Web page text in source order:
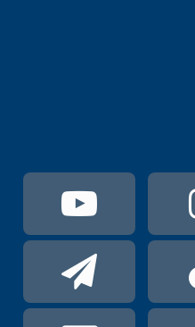
انستقرام
TikTok